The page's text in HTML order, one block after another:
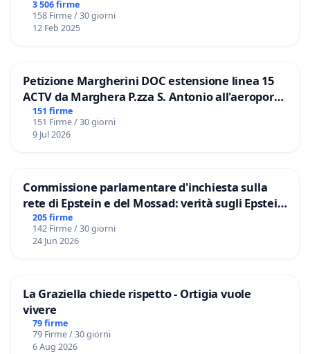
3 506 firme
158 Firme / 30 giorni
12 Feb 2025
Petizione Margherini DOC estensione linea 15
ACTV da Marghera P.zza S. Antonio all'aeroporto
Marco Polo tariffa a € 1,50
151 firme
151 Firme / 30 giorni
9 Jul 2026
Commissione parlamentare d'inchiesta sulla
rete di Epstein e del Mossad: verità sugli Epstein
Files
205 firme
142 Firme / 30 giorni
24 Jun 2026
La Graziella chiede rispetto - Ortigia vuole
vivere
79 firme
79 Firme / 30 giorni
6 Aug 2026